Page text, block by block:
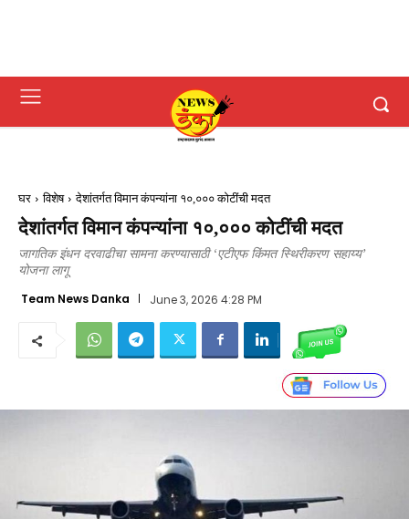
घर विशेष देशांतर्गत विमान कंपन्यांना १०,००० कोटींची मदत
देशांतर्गत विमान कंपन्यांना १०,००० कोटींची मदत
जागतिक इंधन दरवाढीचा सामना करण्यासाठी ‘एटीएफ किंमत स्थिरीकरण सहाय्य’
योजना लागू
Team News Danka June 3, 2026 4:28 PM